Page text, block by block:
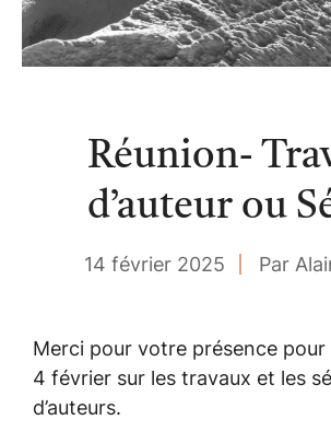
Réunion-
d’auteur ou
14 février 2025 Par
Merci pour votre présence pour
4 février sur les travaux et les
d’auteurs.